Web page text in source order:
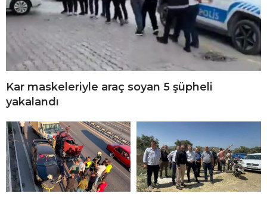
Kar maskeleriyle araç soyan 5 şüpheli
yakalandı